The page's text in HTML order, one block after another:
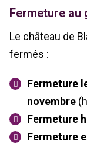
Fermeture au
Le château de
fermés :
Fermeture
novembre
Fermeture
Fermeture